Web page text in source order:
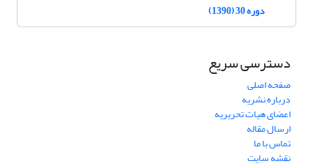
دوره 30 (1390)
دسترسی سریع
صفحه اصلی
درباره نشریه
اعضای هیات تحریریه
ارسال مقاله
تماس با ما
نقشه سایت